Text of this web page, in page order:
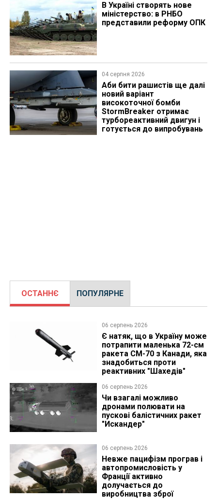
В Україні створять нове
міністерство: в РНБО
представили реформу ОПК
04 серпня 2026
Аби бити рашистів ще далі
новий варіант
високоточної бомби
StormBreaker отримає
турбореактивний двигун і
готується до випробувань
ОСТАННЄ ПОПУЛЯРНЕ
06 серпень 2026
Є натяк, що в Україну може
потрапити маленька 72-см
ракета CM-70 з Канади, яка
знадобиться проти
реактивних "Шахедів"
06 серпень 2026
Чи взагалі можливо
дронами полювати на
пускові балістичних ракет
"Искандер"
06 серпень 2026
Невже пацифізм програв і
автопромисловість у
Франції активно
долучається до
виробництва зброї